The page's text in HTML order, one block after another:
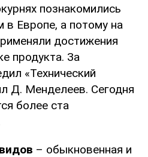
познакомились
в Европе, а потому на
достижения
продукта. За
«Технический
Д. Менделеев. Сегодня
более ста
– обыкновенная и